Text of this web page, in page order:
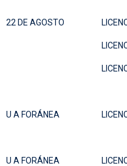
22 DE AGOSTO
U A FORÁNEA
U A FORÁNEA